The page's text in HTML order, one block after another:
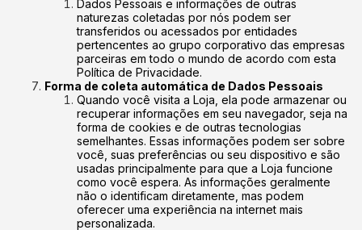
Dados Pessoais e informações de outras
naturezas coletadas por nós podem ser
transferidos ou acessados por entidades
pertencentes ao grupo corporativo das empresas
parceiras em todo o mundo de acordo com esta
Política de Privacidade.
Forma de coleta automática de Dados Pessoais
Quando você visita a Loja, ela pode armazenar ou
recuperar informações em seu navegador, seja na
forma de cookies e de outras tecnologias
semelhantes. Essas informações podem ser sobre
você, suas preferências ou seu dispositivo e são
usadas principalmente para que a Loja funcione
como você espera. As informações geralmente
não o identificam diretamente, mas podem
oferecer uma experiência na internet mais
personalizada.